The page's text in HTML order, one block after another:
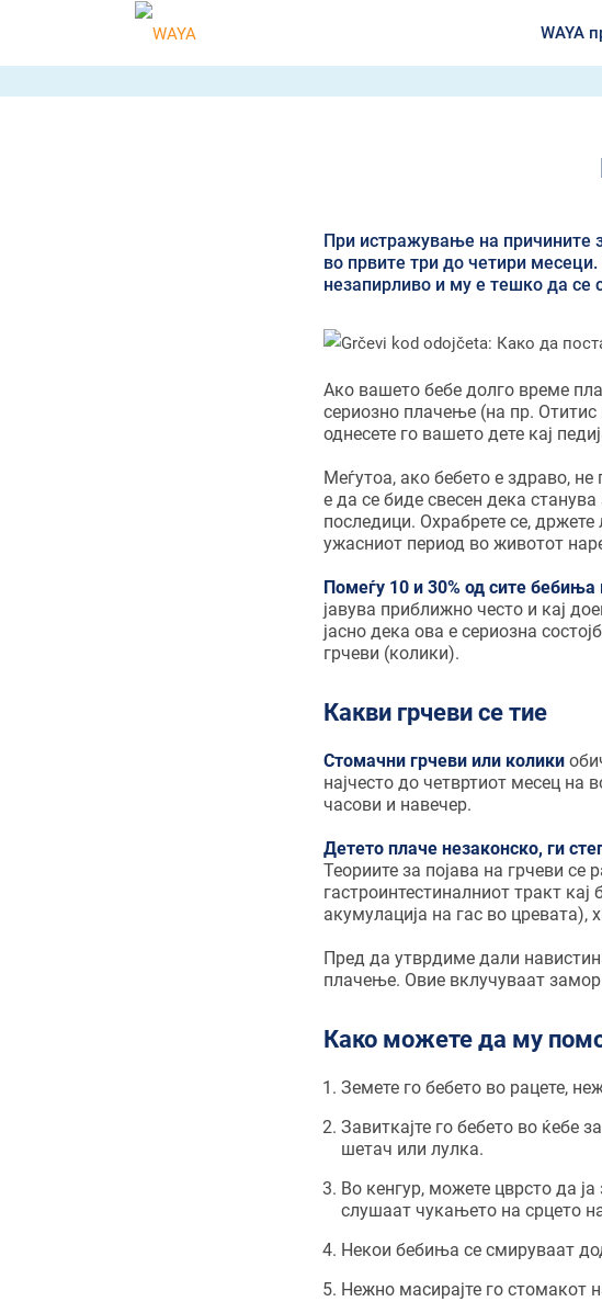
WAYA
При истражување на причините
во првите три до четири
незапирливо и му е тешко да се
Ако вашето бебе долго време
сериозно плачење (на пр.
однесете го вашето дете кај
Меѓутоа, ако бебето е здраво,
е да се биде свесен дека
последици. Охрабрете се, држете
ужасниот период во животот
Помеѓу 10 и 30% од сите бебиња
јавува приближно често и кај
јасно дека ова е сериозна
грчеви (колики).
Какви грчеви се тие
Стомачни грчеви или колики
најчесто до четвртиот месец на
часови и навечер.
Детето плаче незаконско, ги
Теориите за појава на грчеви
гастроинтестиналниот тракт
акумулација на гас во цревата),
Пред да утврдиме дали
плачење. Овие вклучуваат
Како можете да му
Земете го бебето во рацете,
Завиткајте го бебето во ќебе
шетач или лулка.
Во кенгур, можете цврсто да
слушаат чукањето на срцето
Некои бебиња се смируваат
Нежно масирајте го стомакот